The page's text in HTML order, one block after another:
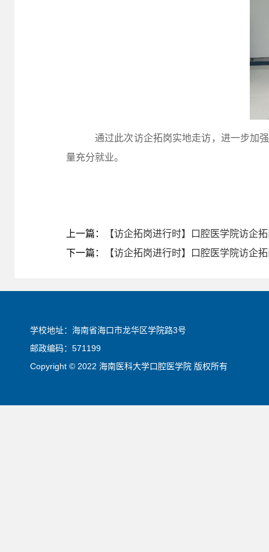
通过此次访企拓岗实地走访，进一步加
量充分就业。
上一篇：
【访企拓岗进行时】口腔医学院访企
下一篇：
【访企拓岗进行时】口腔医学院访企
学校地址：海南省海口市龙华区学院路3号
邮政编码：571199
Copyright © 2022 海南医科大学口腔医学院 版权所有